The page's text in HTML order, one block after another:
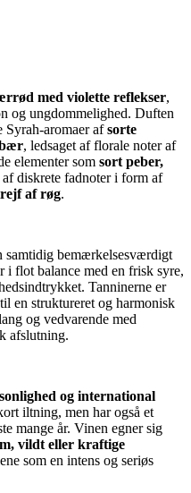
med violette reflekser,
og ungdommelighed. Duften
Syrah-aromaer afsorte
, ledsaget af florale noter af
elementer som sort peber,
af diskrete fadnoter i form af
af røg.
samtidig bemærkelsesværdigt
i flot balance med en frisk syre,
Tanninerne er
en struktureret og harmonisk
og vedvarende med
afslutning.
og international
iltning, men har også et
mange år. Vinen egner sig
vildt eller kraftige
som en intens og seriøs